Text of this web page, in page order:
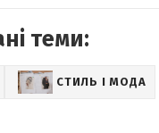
теми:
СТИЛЬ І МОДА